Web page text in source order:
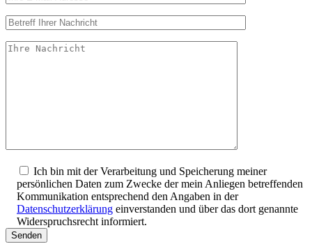
Ich bin mit der Verarbeitung und Speicherung meiner
persönlichen Daten zum Zwecke der mein Anliegen betreffenden
Kommunikation entsprechend den Angaben in der
Datenschutzerklärung einverstanden und über das dort genannte
Widerspruchsrecht informiert.